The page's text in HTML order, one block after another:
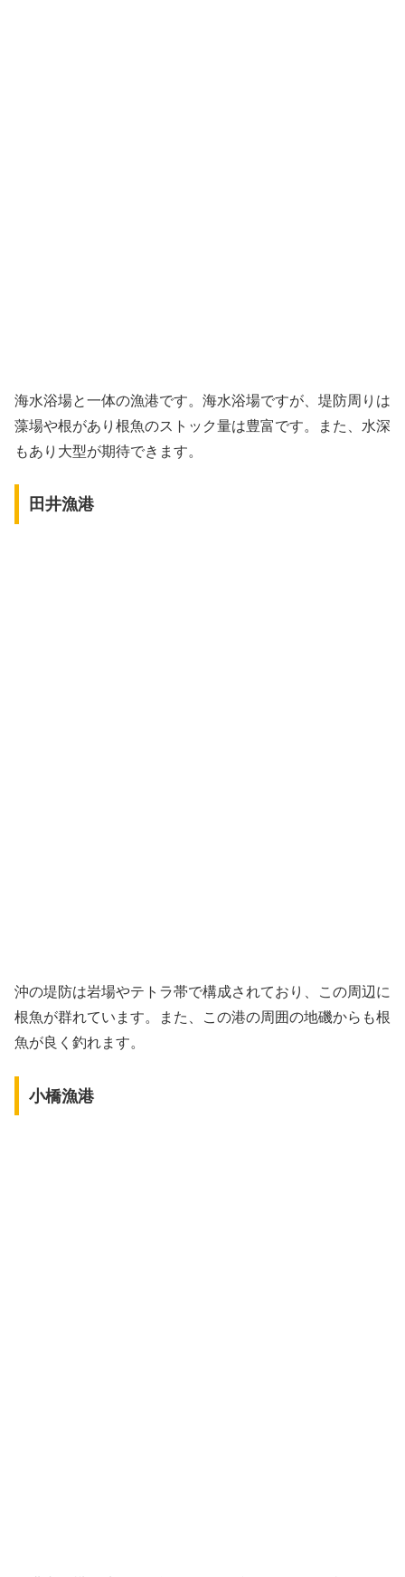
海水浴場と一体の漁港です。海水浴場ですが、堤防周りは
藻場や根があり根魚のストック量は豊富です。また、水深
もあり大型が期待できます。
田井漁港
沖の堤防は岩場やテトラ帯で構成されており、この周辺に
根魚が群れています。また、この港の周囲の地磯からも根
魚が良く釣れます。
小橋漁港